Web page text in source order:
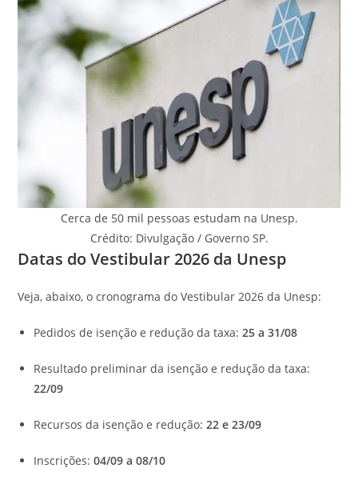
Cerca de 50 mil pessoas estudam na Unesp.
Crédito: Divulgação / Governo SP.
Datas do Vestibular 2026 da Unesp
Veja, abaixo, o cronograma do Vestibular 2026 da Unesp:
Pedidos de isenção e redução da taxa:25 a 31/08
Resultado preliminar da isenção e redução da taxa:
22/09
Recursos da isenção e redução:22 e 23/09
Inscrições:04/09 a 08/10